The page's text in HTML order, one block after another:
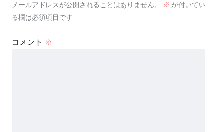
メールアドレスが公開されることはありません。 ※ が付いてい
る欄は必須項目です
コメント ※